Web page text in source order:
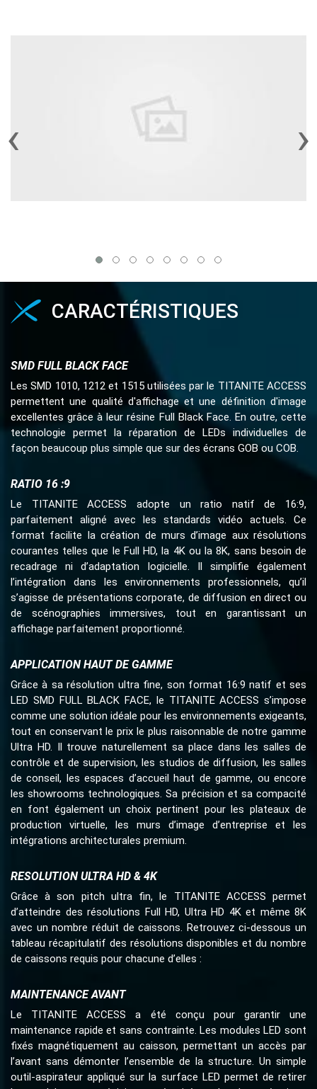
‹ ›
CARACTÉRISTIQUES
SMD FULL BLACK FACE
Les SMD 1010, 1212 et 1515 utilisées par le TITANITE ACCESS
permettent une qualité d'affichage et une définition d'image
excellentes grâce à leur résine Full Black Face. En outre, cette
technologie permet la réparation de LEDs individuelles de
façon beaucoup plus simple que sur des écrans GOB ou COB.
RATIO 16 :9
Le TITANITE ACCESS adopte un ratio natif de 16:9,
parfaitement aligné avec les standards vidéo actuels. Ce
format facilite la création de murs d’image aux résolutions
courantes telles que le Full HD, la 4K ou la 8K, sans besoin de
recadrage ni d’adaptation logicielle. Il simplifie également
l’intégration dans les environnements professionnels, qu’il
s’agisse de présentations corporate, de diffusion en direct ou
de scénographies immersives, tout en garantissant un
affichage parfaitement proportionné.
APPLICATION HAUT DE GAMME
Grâce à sa résolution ultra fine, son format 16:9 natif et ses
LED SMD FULL BLACK FACE, le TITANITE ACCESS s’impose
comme une solution idéale pour les environnements exigeants,
tout en conservant le prix le plus raisonnable de notre gamme
Ultra HD. Il trouve naturellement sa place dans les salles de
contrôle et de supervision, les studios de diffusion, les salles
de conseil, les espaces d’accueil haut de gamme, ou encore
les showrooms technologiques. Sa précision et sa compacité
en font également un choix pertinent pour les plateaux de
production virtuelle, les murs d’image d’entreprise et les
intégrations architecturales premium.
RESOLUTION ULTRA HD & 4K
Grâce à son pitch ultra fin, le TITANITE ACCESS permet
d’atteindre des résolutions Full HD, Ultra HD 4K et même 8K
avec un nombre réduit de caissons. Retrouvez ci-dessous un
tableau récapitulatif des résolutions disponibles et du nombre
de caissons requis pour chacune d’elles :
MAINTENANCE AVANT
Le TITANITE ACCESS a été conçu pour garantir une
maintenance rapide et sans contrainte. Les modules LED sont
fixés magnétiquement au caisson, permettant un accès par
l’avant sans démonter l’ensemble de la structure. Un simple
outil-aspirateur appliqué sur la surface LED permet de retirer